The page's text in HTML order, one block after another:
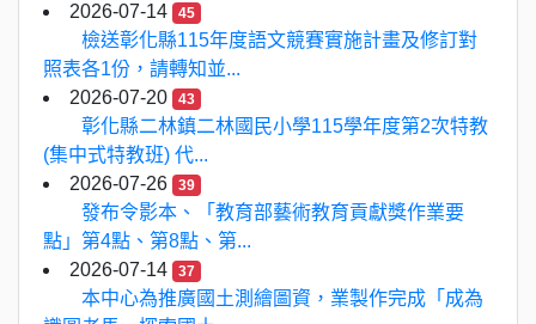
2026-07-14
45
檢送彰化縣115年度語文競賽實施計畫及修訂對
照表各1份，請轉知並...
2026-07-20
43
彰化縣二林鎮二林國民小學115學年度第2次特教
(集中式特教班) 代...
2026-07-26
39
發布令影本、「教育部藝術教育貢獻獎作業要
點」第4點、第8點、第...
2026-07-14
37
本中心為推廣國土測繪圖資，業製作完成「成為